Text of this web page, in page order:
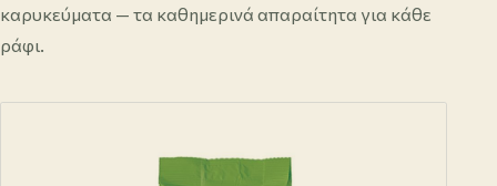
καρυκεύματα — τα καθημερινά απαραίτητα για κάθε
ράφι.